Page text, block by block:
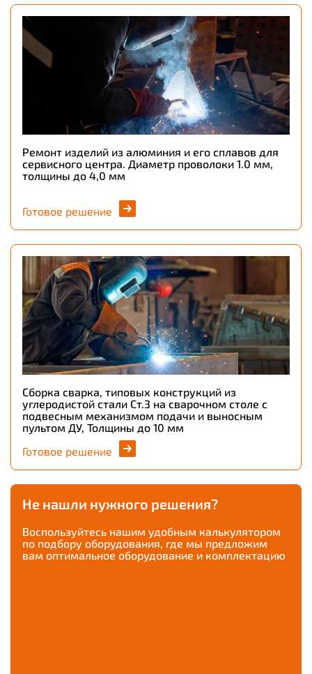
Ремонт изделий из алюминия и его сплавов для
сервисного центра. Диаметр проволоки 1.0 мм,
толщины до 4,0 мм
Готовое решение
Сборка сварка, типовых конструкций из
углеродистой стали Ст.3 на сварочном столе с
подвесным механизмом подачи и выносным
пультом ДУ, Толщины до 10 мм
Готовое решение
Не нашли нужного решения?
Воспользуйтесь нашим удобным калькулятором
по подбору оборудования, где мы предложим
вам оптимальное оборудование и комплектацию